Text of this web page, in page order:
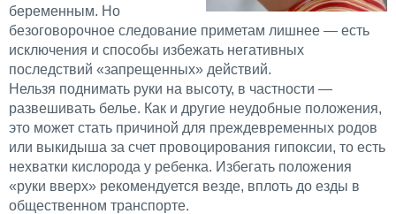
беременным. Но
безоговорочное следование приметам лишнее — есть
исключения и способы избежать негативных
последствий «запрещенных» действий.
Нельзя поднимать руки на высоту, в частности —
развешивать белье. Как и другие неудобные положения,
это может стать причиной для преждевременных родов
или выкидыша за счет провоцирования гипоксии, то есть
нехватки кислорода у ребенка. Избегать положения
«руки вверх» рекомендуется везде, вплоть до езды в
общественном транспорте.